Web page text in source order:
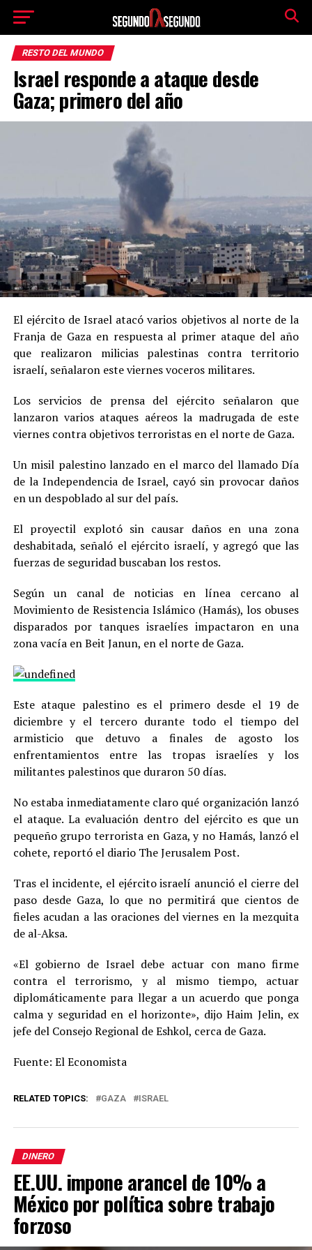
RESTO DEL MUNDO
Israel responde a ataque desde
Gaza; primero del año
El ejército de Israel atacó varios objetivos al norte de la
Franja de Gaza en respuesta al primer ataque del año
que realizaron milicias palestinas contra territorio
israelí, señalaron este viernes voceros militares.
Los servicios de prensa del ejército señalaron que
lanzaron varios ataques aéreos la madrugada de este
viernes contra objetivos terroristas en el norte de Gaza.
Un misil palestino lanzado en el marco del llamado Día
de la Independencia de Israel, cayó sin provocar daños
en un despoblado al sur del país.
El proyectil explotó sin causar daños en una zona
deshabitada, señaló el ejército israelí, y agregó que las
fuerzas de seguridad buscaban los restos.
Según un canal de noticias en línea cercano al
Movimiento de Resistencia Islámico (Hamás), los obuses
disparados por tanques israelíes impactaron en una
zona vacía en Beit Janun, en el norte de Gaza.
Este ataque palestino es el primero desde el 19 de
diciembre y el tercero durante todo el tiempo del
armisticio que detuvo a finales de agosto los
enfrentamientos entre las tropas israelíes y los
militantes palestinos que duraron 50 días.
No estaba inmediatamente claro qué organización lanzó
el ataque. La evaluación dentro del ejército es que un
pequeño grupo terrorista en Gaza, y no Hamás, lanzó el
cohete, reportó el diario The Jerusalem Post.
Tras el incidente, el ejército israelí anunció el cierre del
paso desde Gaza, lo que no permitirá que cientos de
fieles acudan a las oraciones del viernes en la mezquita
de al-Aksa.
«El gobierno de Israel debe actuar con mano firme
contra el terrorismo, y al mismo tiempo, actuar
diplomáticamente para llegar a un acuerdo que ponga
calma y seguridad en el horizonte», dijo Haim Jelin, ex
jefe del Consejo Regional de Eshkol, cerca de Gaza.
Fuente: El Economista
RELATED TOPICS: GAZA ISRAEL
DINERO
EE.UU. impone arancel de 10% a
México por política sobre trabajo
forzoso